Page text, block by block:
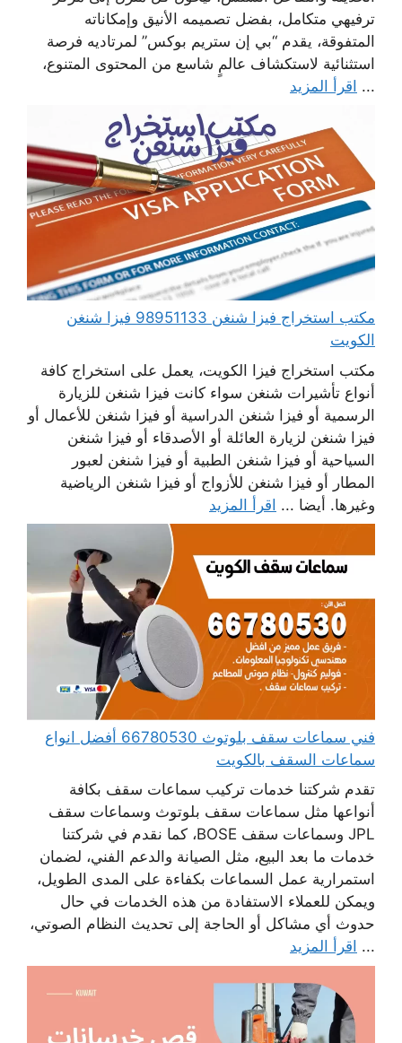
ترفيهي متكامل، بفضل تصميمه الأنيق وإمكاناته
المتفوقة، يقدم “بي إن ستريم بوكس” لمرتاديه فرصة
استثنائية لاستكشاف عالمٍ شاسع من المحتوى المتنوع،
... اقرأ المزيد
مكتب استخراج فيزا شنغن 98951133 فيزا شنغن
الكويت
مكتب استخراج فيزا الكويت، يعمل على استخراج كافة
أنواع تأشيرات شنغن سواء كانت فيزا شنغن للزيارة
الرسمية أو فيزا شنغن الدراسية أو فيزا شنغن للأعمال أو
فيزا شنغن لزيارة العائلة أو الأصدقاء أو فيزا شنغن
السياحية أو فيزا شنغن الطبية أو فيزا شنغن لعبور
المطار أو فيزا شنغن للأزواج أو فيزا شنغن الرياضية
وغيرها. أيضا ... اقرأ المزيد
فني سماعات سقف بلوتوث 66780530 أفضل انواع
سماعات السقف بالكويت
تقدم شركتنا خدمات تركيب سماعات سقف بكافة
أنواعها مثل سماعات سقف بلوتوث وسماعات سقف
JPL وسماعات سقف BOSE، كما نقدم في شركتنا
خدمات ما بعد البيع، مثل الصيانة والدعم الفني، لضمان
استمرارية عمل السماعات بكفاءة على المدى الطويل،
ويمكن للعملاء الاستفادة من هذه الخدمات في حال
حدوث أي مشاكل أو الحاجة إلى تحديث النظام الصوتي،
... اقرأ المزيد